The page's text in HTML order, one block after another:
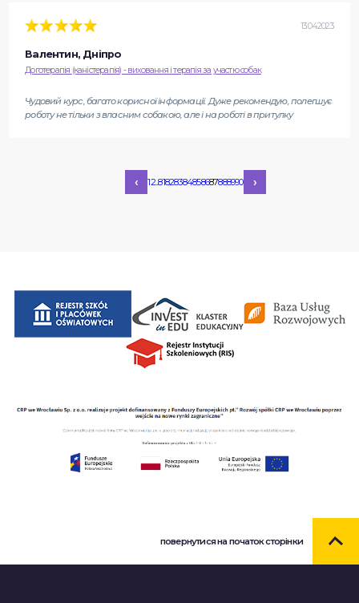
13.04.2023
Валентин, Дніпро
Доготерапія (каністерапія) - виховання і терапія за участю собак
Чудовий курс, багато корисної інформації. Дуже рекомендую, полегшує
роботу не тільки з власним собакою, але і на роботі в притулку
‹ 12...81828384858687888990 ›
повернутися на початок сторінки